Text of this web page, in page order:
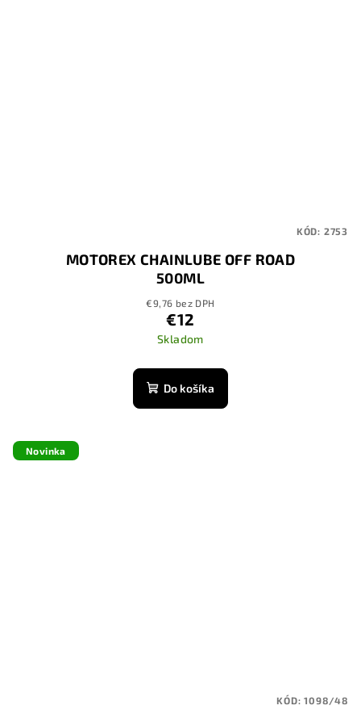
MOTOREX CHAINLUBE OFF ROAD
500ML
€9,76 bez DPH
€12
Skladom
Do košíka
KÓD: 2753
Novinka
KÓD:1098/48